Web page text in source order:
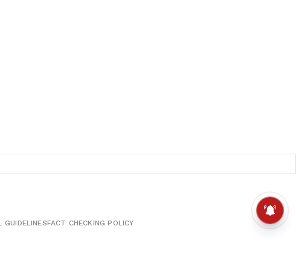
GUIDELINESFACT CHECKING POLICY